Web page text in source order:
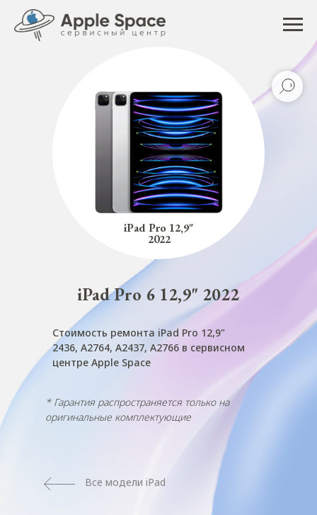
Все модели iPad
iPad Pro 12,9"
2022
Стоимость ремонта iPad Pro 12,9"
2436, A2764, A2437, A2766 в сервисном
центре Apple Space
* Гарантия распространяется только на
оригинальные комплектующие
iPad Pro 6 12,9" 2022